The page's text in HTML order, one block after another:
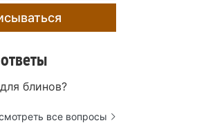
блинов?
все вопросы